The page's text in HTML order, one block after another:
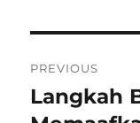
pos
PREVIOUS
Previous
Langkah